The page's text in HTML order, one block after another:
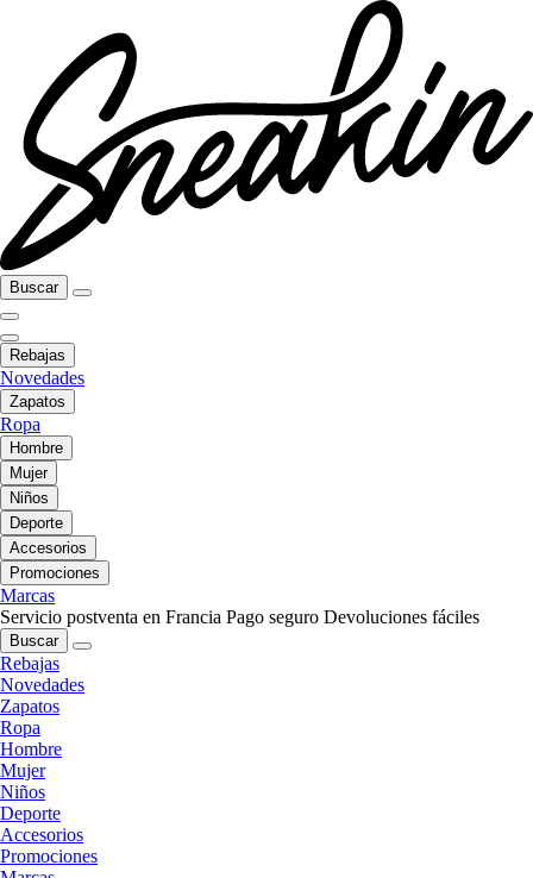
Buscar
Rebajas
Novedades
Zapatos
Ropa
Hombre
Mujer
Niños
Deporte
Accesorios
Promociones
Marcas
Servicio postventa en Francia Pago seguro Devoluciones fáciles
Buscar
Rebajas
Novedades
Zapatos
Ropa
Hombre
Mujer
Niños
Deporte
Accesorios
Promociones